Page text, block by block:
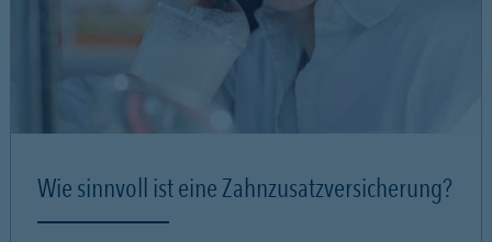
Wie sinnvoll ist eine Zahnzusatzversicherung?